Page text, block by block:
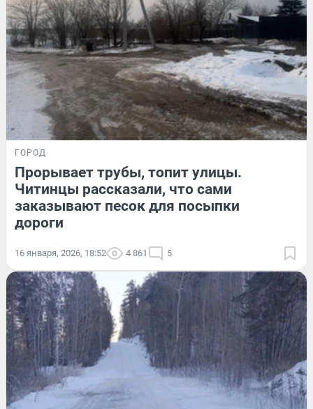
ГОРОД
Прорывает трубы, топит улицы.
Читинцы рассказали, что сами
заказывают песок для посыпки
дороги
16 января, 2026, 18:52 4 861 5